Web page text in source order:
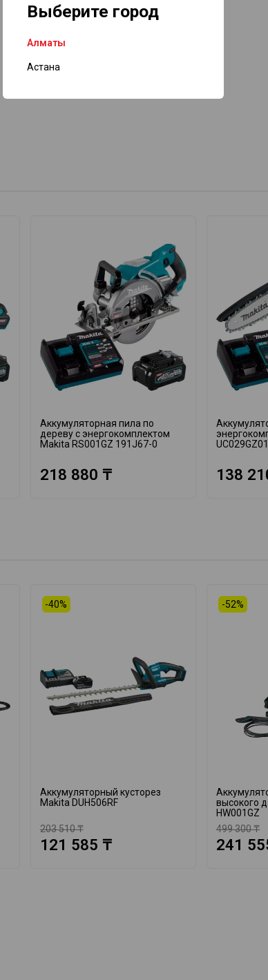
Выберите город
Алматы
Астана
Аккумуляторная пила по
дереву с энергокомплектом
Makita RS001GZ 191J67-0
218 880 ₸ 138
-40%
Аккумуляторный кусторез
Makita DUH506RF
203 510 ₸
121 585 ₸
-52%
высокого
HW001GZ
499 300 ₸
241